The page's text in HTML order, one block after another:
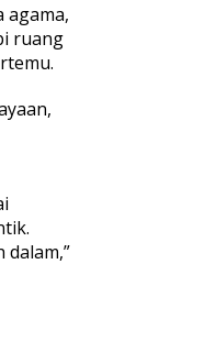
ruang
dalam,”